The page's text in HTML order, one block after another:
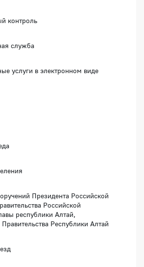
контроль
служба
услуги в электронном виде
Президента Российской
Российской
республики Алтай,
Республики Алтай